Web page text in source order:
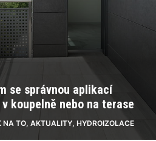
se správnou aplikací
koupelně nebo na terase
NA TO, AKTUALITY, HYDROIZOLACE